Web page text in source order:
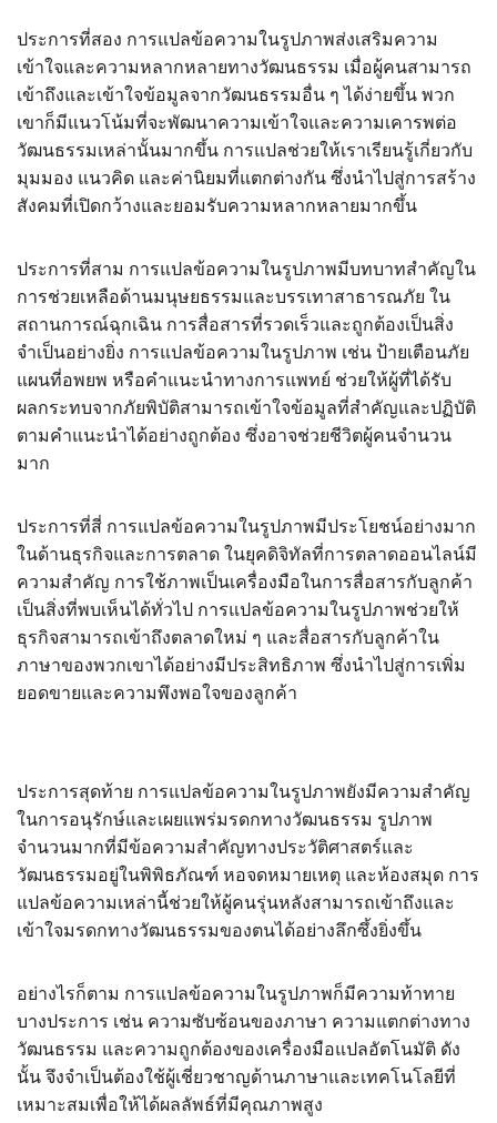
ประการที่สอง การแปลข้อความในรูปภาพส่งเสริมความ
เข้าใจและความหลากหลายทางวัฒนธรรม เมื่อผู้คนสามารถ
เข้าถึงและเข้าใจข้อมูลจากวัฒนธรรมอื่น ๆ ได้ง่ายขึ้น พวก
เขาก็มีแนวโน้มที่จะพัฒนาความเข้าใจและความเคารพต่อ
วัฒนธรรมเหล่านั้นมากขึ้น การแปลช่วยให้เราเรียนรู้เกี่ยวกับ
มุมมอง แนวคิด และค่านิยมที่แตกต่างกัน ซึ่งนำไปสู่การสร้าง
สังคมที่เปิดกว้างและยอมรับความหลากหลายมากขึ้น
ประการที่สาม การแปลข้อความในรูปภาพมีบทบาทสำคัญใน
การช่วยเหลือด้านมนุษยธรรมและบรรเทาสาธารณภัย ใน
สถานการณ์ฉุกเฉิน การสื่อสารที่รวดเร็วและถูกต้องเป็นสิ่ง
จำเป็นอย่างยิ่ง การแปลข้อความในรูปภาพ เช่น ป้ายเตือนภัย
แผนที่อพยพ หรือคำแนะนำทางการแพทย์ ช่วยให้ผู้ที่ได้รับ
ผลกระทบจากภัยพิบัติสามารถเข้าใจข้อมูลที่สำคัญและปฏิบัติ
ตามคำแนะนำได้อย่างถูกต้อง ซึ่งอาจช่วยชีวิตผู้คนจำนวน
มาก
ประการที่สี่ การแปลข้อความในรูปภาพมีประโยชน์อย่างมาก
ในด้านธุรกิจและการตลาด ในยุคดิจิทัลที่การตลาดออนไลน์มี
ความสำคัญ การใช้ภาพเป็นเครื่องมือในการสื่อสารกับลูกค้า
เป็นสิ่งที่พบเห็นได้ทั่วไป การแปลข้อความในรูปภาพช่วยให้
ธุรกิจสามารถเข้าถึงตลาดใหม่ ๆ และสื่อสารกับลูกค้าใน
ภาษาของพวกเขาได้อย่างมีประสิทธิภาพ ซึ่งนำไปสู่การเพิ่ม
ยอดขายและความพึงพอใจของลูกค้า
ประการสุดท้าย การแปลข้อความในรูปภาพยังมีความสำคัญ
ในการอนุรักษ์และเผยแพร่มรดกทางวัฒนธรรม รูปภาพ
จำนวนมากที่มีข้อความสำคัญทางประวัติศาสตร์และ
วัฒนธรรมอยู่ในพิพิธภัณฑ์ หอจดหมายเหตุ และห้องสมุด การ
แปลข้อความเหล่านี้ช่วยให้ผู้คนรุ่นหลังสามารถเข้าถึงและ
เข้าใจมรดกทางวัฒนธรรมของตนได้อย่างลึกซึ้งยิ่งขึ้น
อย่างไรก็ตาม การแปลข้อความในรูปภาพก็มีความท้าทาย
บางประการ เช่น ความซับซ้อนของภาษา ความแตกต่างทาง
วัฒนธรรม และความถูกต้องของเครื่องมือแปลอัตโนมัติ ดัง
นั้น จึงจำเป็นต้องใช้ผู้เชี่ยวชาญด้านภาษาและเทคโนโลยีที่
เหมาะสมเพื่อให้ได้ผลลัพธ์ที่มีคุณภาพสูง